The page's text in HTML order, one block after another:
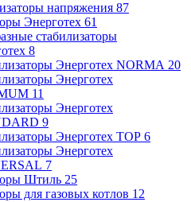
напряжения 87
Энерготех 61
стабилизаторы
8
Энерготех NORMA 20
Энерготех
11
Энерготех
9
Энерготех TOP 6
Энерготех
7
Штиль 25
для газовых котлов 12